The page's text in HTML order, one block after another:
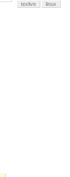
texlive linux